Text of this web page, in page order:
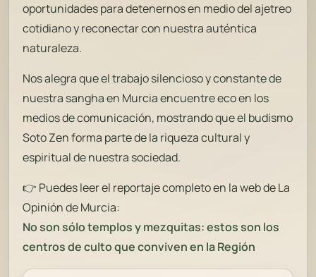
oportunidades para detenernos en medio del ajetreo
cotidiano y reconectar con nuestra auténtica
naturaleza.
Nos alegra que el trabajo silencioso y constante de
nuestra sangha en Murcia encuentre eco en los
medios de comunicación, mostrando que el budismo
Soto Zen forma parte de la riqueza cultural y
espiritual de nuestra sociedad.
👉 Puedes leer el reportaje completo en la web deLa
Opinión de Murcia:
No son sólo templos y mezquitas: estos son los
centros de culto que conviven en la Región